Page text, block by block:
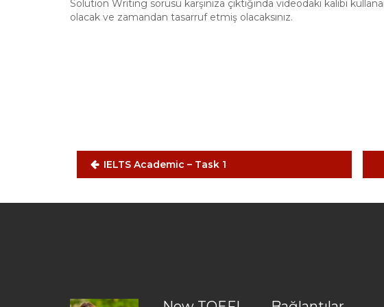
Solution Writing sorusu karşınıza çıktığında videodaki kalıbı
olacak ve zamandan tasarruf etmiş olacaksınız.
IELTS Academic – Task 1